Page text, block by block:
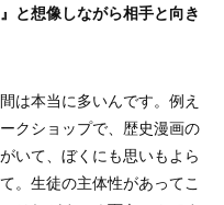
と想像しながら相手と向き
は本当に多いんです。例え
クショップで、歴史漫画の
いて、ぼくにも思いもよら
。生徒の主体性があってこ